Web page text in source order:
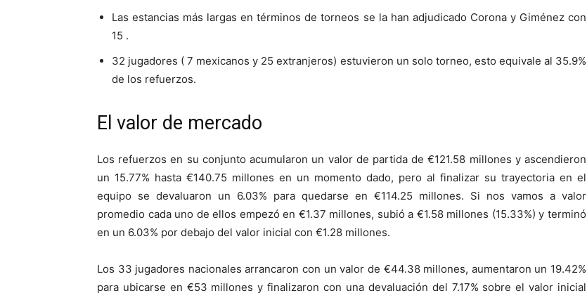
Las estancias más largas en términos de torneos se la han adjudicado Corona y Giménez con
15 .
32 jugadores ( 7 mexicanos y 25 extranjeros) estuvieron un solo torneo, esto equivale al 35.9%
de los refuerzos.
El valor de mercado
Los refuerzos en su conjunto acumularon un valor de partida de €121.58 millones y ascendieron
un 15.77% hasta €140.75 millones en un momento dado, pero al finalizar su trayectoria en el
equipo se devaluaron un 6.03% para quedarse en €114.25 millones. Si nos vamos a valor
promedio cada uno de ellos empezó en €1.37 millones, subió a €1.58 millones (15.33%) y terminó
en un 6.03% por debajo del valor inicial con €1.28 millones.
Los 33 jugadores nacionales arrancaron con un valor de €44.38 millones, aumentaron un 19.42%
para ubicarse en €53 millones y finalizaron con una devaluación del 7.17% sobre el valor inicial